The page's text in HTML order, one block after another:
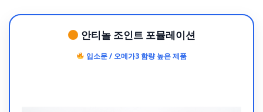
안티놀 조인트 포뮬레이션
입소문 / 오메가3 함량 높은 제품